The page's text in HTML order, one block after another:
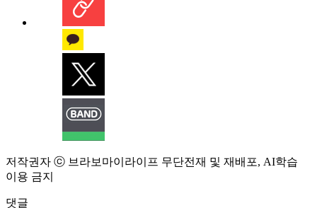
저작권자 ⓒ 브라보마이라이프 무단전재 및 재배포, AI학습
이용 금지
댓글